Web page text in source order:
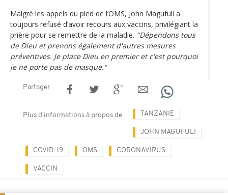
Malgré les appels du pied de l’OMS, John Magufuli a
toujours refusé d’avoir recours aux vaccins, privilégiant la
prière pour se remettre de la maladie. "Dépendons tous
de Dieu et prenons également d'autres mesures
préventives. Je place Dieu en premier et c'est pourquoi
je ne porte pas de masque."
Partager
Plus d'informations à propos de TANZANIE
JOHN MAGUFULI
COVID-19 OMS CORONAVIRUS
VACCIN